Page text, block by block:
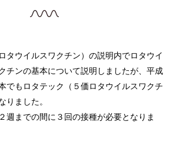
タウイルスワクチン）の説明内でロタウイ
チンの基本について説明しましたが、平成
でもロタテック（５価ロタウイルスワクチ
りました。
週までの間に３回の接種が必要となりま